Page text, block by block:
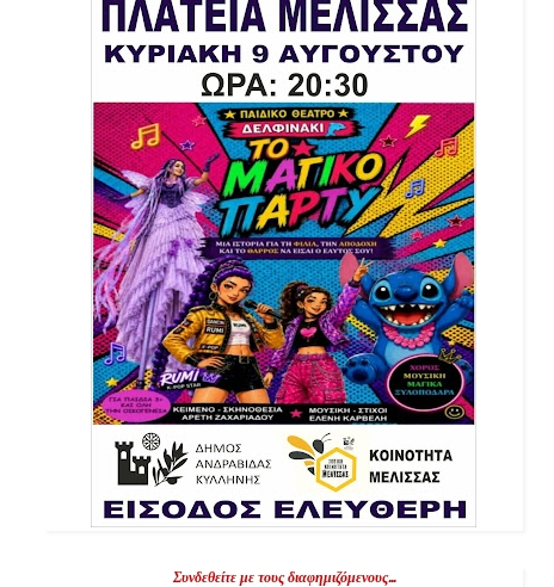
Συνδεθείτε με τους διαφημιζόμενους...